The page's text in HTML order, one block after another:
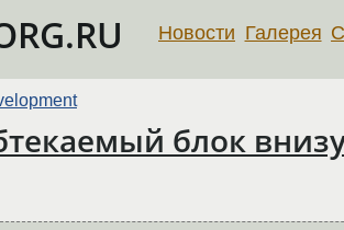
Новости Галерея
блок